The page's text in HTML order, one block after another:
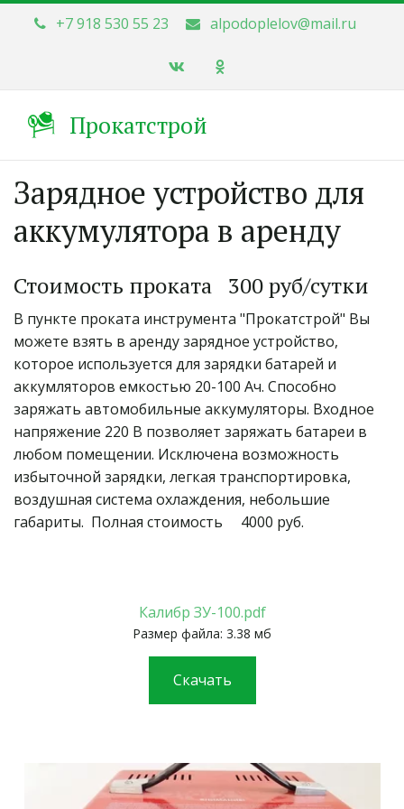
+7 918 530 55 23 alpodoplelov@mail.ru
Прокатстрой
Зарядное устройство для
аккумулятора в аренду
Стоимость проката   300 руб/сутки
В пункте проката инструмента "Прокатстрой" Вы
можете взять в аренду зарядное устройство,
которое используется для зарядки батарей и
аккумляторов емкостью 20-100 Ач. Способно
заряжать автомобильные аккумуляторы. Входное
напряжение 220 В позволяет заряжать батареи в
любом помещении. Исключена возможность
избыточной зарядки, легкая транспортировка,
воздушная система охлаждения, небольшие
габариты.  Полная стоимость     4000 руб.
Калибр ЗУ-100.pdf
Размер файла: 3.38 мб
Скачать